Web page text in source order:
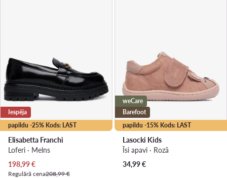
papildu -25% Kods: LAST
Iespēja
Elisabetta Franchi
Loferi · Melns
Pašreizējā cena
198,99€
Regulārā cena208,99 €
papildu -15% Kods: LAST
weCare
Barefoot
Lasocki Kids
Īsi apavi · Rozā
34,99€